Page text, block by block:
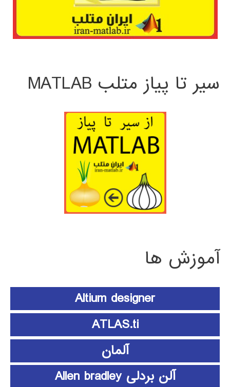
سیر تا پیاز متلب MATLAB
آموزش ها
Altium designer
ATLAS.ti
آلمان
آلن بردلی Allen bradley